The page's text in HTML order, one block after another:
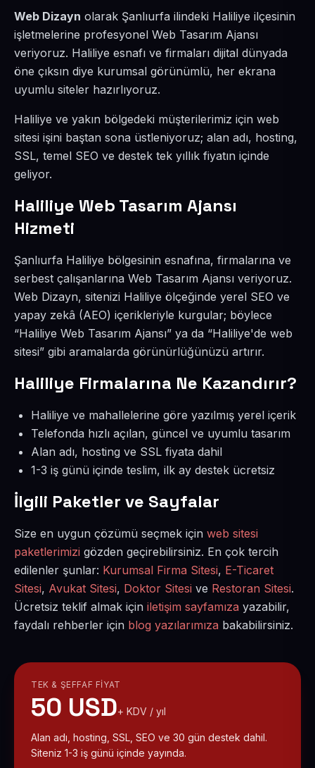
Web Dizayn olarak Şanlıurfa ilindeki Haliliye ilçesinin
işletmelerine profesyonel Web Tasarım Ajansı
veriyoruz. Haliliye esnafı ve firmaları dijital dünyada
öne çıksın diye kurumsal görünümlü, her ekrana
uyumlu siteler hazırlıyoruz.
Haliliye ve yakın bölgedeki müşterilerimiz için web
sitesi işini baştan sona üstleniyoruz; alan adı, hosting,
SSL, temel SEO ve destek tek yıllık fiyatın içinde
geliyor.
Haliliye Web Tasarım Ajansı
Hizmeti
Şanlıurfa Haliliye bölgesinin esnafına, firmalarına ve
serbest çalışanlarına Web Tasarım Ajansı veriyoruz.
Web Dizayn, sitenizi Haliliye ölçeğinde yerel SEO ve
yapay zekâ (AEO) içerikleriyle kurgular; böylece
“Haliliye Web Tasarım Ajansı” ya da “Haliliye'de web
sitesi” gibi aramalarda görünürlüğünüzü artırır.
Haliliye Firmalarına Ne Kazandırır?
Haliliye ve mahallelerine göre yazılmış yerel içerik
Telefonda hızlı açılan, güncel ve uyumlu tasarım
Alan adı, hosting ve SSL fiyata dahil
1-3 iş günü içinde teslim, ilk ay destek ücretsiz
İlgili Paketler ve Sayfalar
Size en uygun çözümü seçmek için web sitesi
paketlerimizi gözden geçirebilirsiniz. En çok tercih
edilenler şunlar: Kurumsal Firma Sitesi, E-Ticaret
Sitesi, Avukat Sitesi, Doktor Sitesi ve Restoran Sitesi.
Ücretsiz teklif almak için iletişim sayfamıza yazabilir,
faydalı rehberler için blog yazılarımıza bakabilirsiniz.
TEK & ŞEFFAF FIYAT
50 USD+ KDV / yıl
Alan adı, hosting, SSL, SEO ve 30 gün destek dahil.
Siteniz 1-3 iş günü içinde yayında.